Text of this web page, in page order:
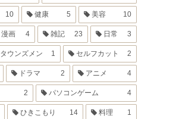
10 健康 5 美容 10
漫画 4 雑記 23 日常 3
タウンズメン 1 セルフカット 2
ドラマ 2 アニメ 4
2 パソコンゲーム 4
ひきこもり 14 料理 1